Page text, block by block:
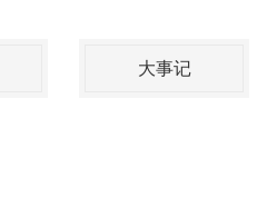
大事记